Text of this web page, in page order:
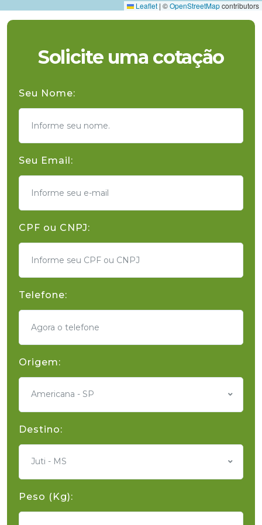
Leaflet | ©OpenStreetMapcontributors
Solicite uma cotação
Seu Nome:
Seu Email:
CPF ou CNPJ:
Telefone:
Origem:
Americana - SP
Destino:
Juti - MS
Peso (Kg):